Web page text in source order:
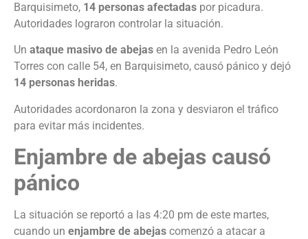
Barquisimeto, 14 personas afectadas por picadura.
Autoridades lograron controlar la situación.
Un ataque masivo de abejas en la avenida Pedro León
Torres con calle 54, en Barquisimeto, causó pánico y dejó
14 personas heridas.
Autoridades acordonaron la zona y desviaron el tráfico
para evitar más incidentes.
Enjambre de abejas causó
pánico
La situación se reportó a las 4:20 pm de este martes,
cuando un enjambre de abejas comenzó a atacar a